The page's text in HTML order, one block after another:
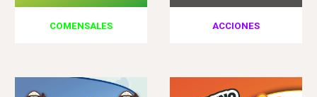
COMENSALES ACCIONES